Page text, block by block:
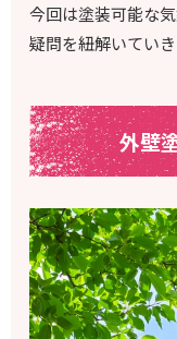
今回は塗装可能な
疑問を紐解いていき
外壁